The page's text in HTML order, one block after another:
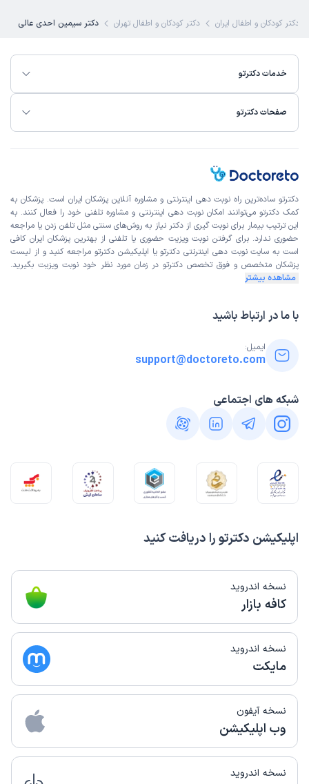
دکتر کودکان و اطفال ایران دکتر کودکان و اطفال تهران دکتر سیمین احدی عالی
خدمات دکترتو
صفحات دکترتو
اپلیکیشن دکترتو را دریافت کنید
نسخه اندروید
کافه بازار
نسخه اندروید
مایکت
نسخه آیفون
وب اپلیکیشن
نسخه اندروید
دکترتو ساده‌ترین راه نوبت‌ دهی اینترنتی و مشاوره آنلاین پزشکان ایران است. پزشکان به
کمک دکترتو می‌توانند امکان نوبت دهی اینترنتی و مشاوره تلفنی خود را فعال کنند. به
این ترتیب بیمار برای نوبت گیری از دکتر نیاز به روش‌های سنتی مثل تلفن زدن یا مراجعه
حضوری ندارد. برای گرفتن نوبت ویزیت حضوری یا تلفنی از بهترین پزشکان ایران کافی
است به سایت نوبت دهی اینترنتی دکترتو یا اپلیکیشن دکترتو مراجعه کنید و از لیست
پزشکان متخصص و فوق تخصص دکترتو در زمان مورد نظر خود نوبت ویزیت بگیرید.
مشاهده بیشتر
با ما در ارتباط باشید
ایمیل:
support@doctoreto.com
شبکه های اجتماعی